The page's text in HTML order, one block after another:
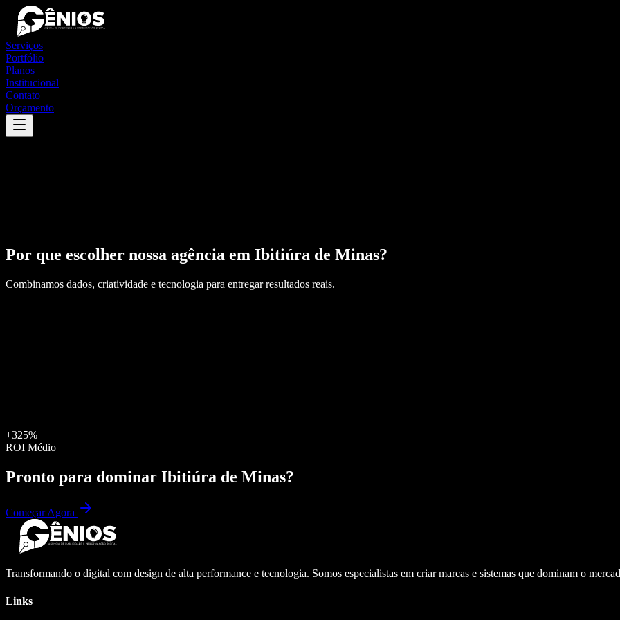
Serviços
Portfólio
Planos
Institucional
Contato
Orçamento
Por que escolher nossa agência em Ibitiúra de Minas?
Combinamos dados, criatividade e tecnologia para entregar resultados reais.
+325%
ROI Médio
Pronto para dominar Ibitiúra de Minas?
Começar Agora
Transformando o digital com design de alta performance e tecnologia. Somos especialistas em criar marcas e sistemas que dominam o
Links